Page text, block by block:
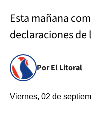
Esta mañana
declaraciones de
Por El Litoral
Viernes, 02 de